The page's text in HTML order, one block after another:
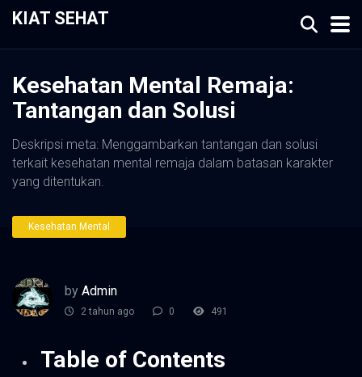
KIAT SEHAT
Kesehatan Mental Remaja:
Tantangan dan Solusi
Deskripsi meta: Menggambarkan tantangan dan solusi
terkait kesehatan mental remaja dalam batasan karakter
yang ditentukan.
Kesehatan Mental
by Admin
2 tahun ago 0 491
Table of Contents